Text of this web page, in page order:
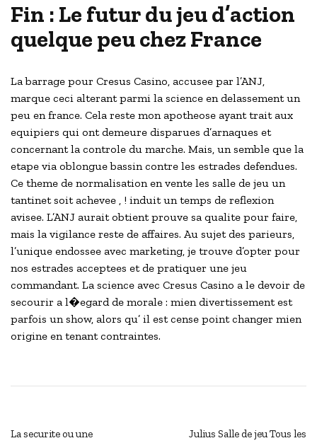
Fin : Le futur du jeu d’action
quelque peu chez France
La barrage pour Cresus Casino, accusee par l’ANJ,
marque ceci alterant parmi la science en delassement un
peu en france. Cela reste mon apotheose ayant trait aux
equipiers qui ont demeure disparues d’arnaques et
concernant la controle du marche. Mais, un semble que la
etape via oblongue bassin contre les estrades defendues.
Ce theme de normalisation en vente les salle de jeu un
tantinet soit achevee , ! induit un temps de reflexion
avisee. L’ANJ aurait obtient prouve sa qualite pour faire,
mais la vigilance reste de affaires. Au sujet des parieurs,
l’unique endossee avec marketing, je trouve d’opter pour
nos estrades acceptees et de pratiquer une jeu
commandant. La science avec Cresus Casino a le devoir de
secourir a l�egard de morale : mien divertissement est
parfois un show, alors qu’ il est cense point changer mien
origine en tenant contraintes.
La securite ou une
Julius Salle de jeu Tous les